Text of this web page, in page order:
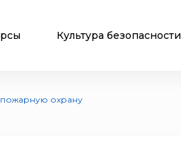
Культура безопасности
охрану